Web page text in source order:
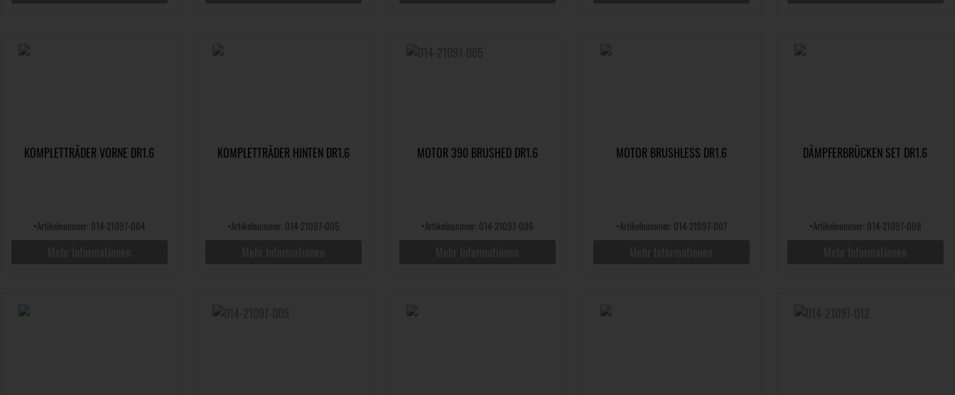
KOMPLETTRÄDER VORNE DR1.6
•Artikelnummer: 014-21097-004
KOMPLETTRÄDER HINTEN DR1.6
•Artikelnummer: 014-21097-005
MOTOR 390 BRUSHED DR1.6
•Artikelnummer: 014-21097-006
MOTOR BRUSHLESS DR1.6
•Artikelnummer: 014-21097-007
DÄMPFERBRÜCKEN SET DR1.6
•Artikelnummer: 014-21097-008